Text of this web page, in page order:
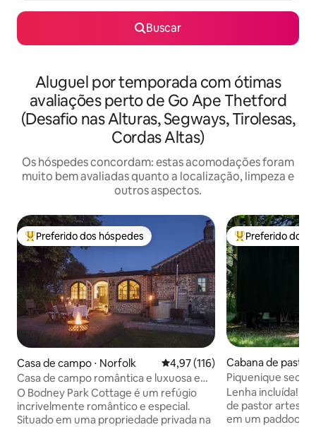
Buscar
Aluguel por temporada com ótimas
avaliações perto de Go Ape Thetford
(Desafio nas Alturas, Segways, Tirolesas,
Cordas Altas)
Os hóspedes concordam: estas acomodações foram
muito bem avaliadas quanto a localização, limpeza e
outros aspectos.
Entre os melhores preferidos dos hóspedes
Preferido dos hóspedes
Casa de campo ⋅ Norfolk 4,97 de uma avaliação média de
4,97 (116)
Casa de campo romântica e luxuosa em
parque privado
O Bodney Park Cottage é um refúgio
incrivelmente romântico e especial.
Situado em uma propriedade privada na
Entre os
Preferido dos
Cabana de pastor
y
Piquenique
Lenha incluída! Fuja para a nossa cabana
de pastor
em um paddock